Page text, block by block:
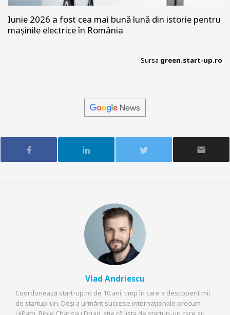
Iunie 2026 a fost cea mai bună lună din istorie pentru
mașinile electrice în România
Sursa green.start-up.ro
Vlad Andriescu
Coordonează start-up.ro de 10 ani, timp în care a descoperit mii
de startup-uri. Deși a urmărit succese internaționale precum